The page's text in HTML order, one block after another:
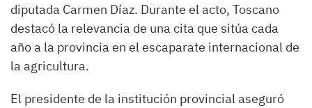
diputada Carmen Díaz. Durante el acto, Toscano
destacó la relevancia de una cita que sitúa cada
año a la provincia en el escaparate internacional de
la agricultura.
El presidente de la institución provincial aseguró